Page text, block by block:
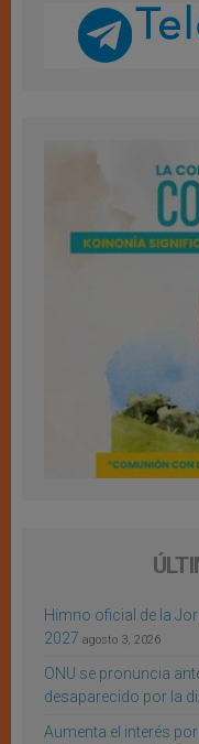
Himno oficial de la
2027 agosto 3, 2026
ONU se pronuncia
desaparecido por la
Aumenta el interés